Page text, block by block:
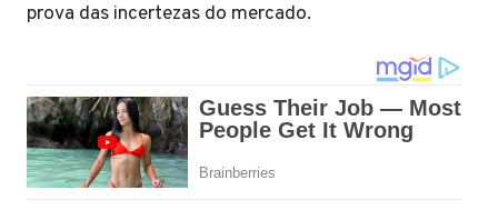
prova das incertezas do mercado.